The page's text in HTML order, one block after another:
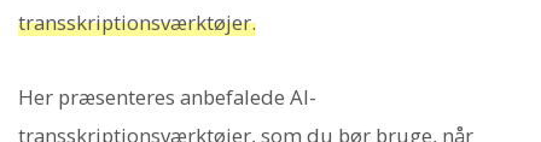
transskriptionsværktøjer.
Her præsenteres anbefalede AI-
transskriptionsværktøjer, som du bør bruge, når